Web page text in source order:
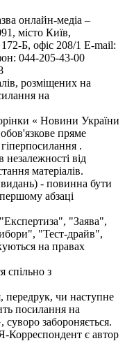
онлайн-медіа –
місто Київ,
Б, офіс 208/1 E-mail:
044-205-43-00
розміщених на
на
« Новини України
пряме
.
від
матеріалів.
- повинна бути
абзаці
"Заява",
"Тест-драйв",
на правах
спільно з
передрук, чи наступне
посилання на
забороняється.
Корреспондент є автор